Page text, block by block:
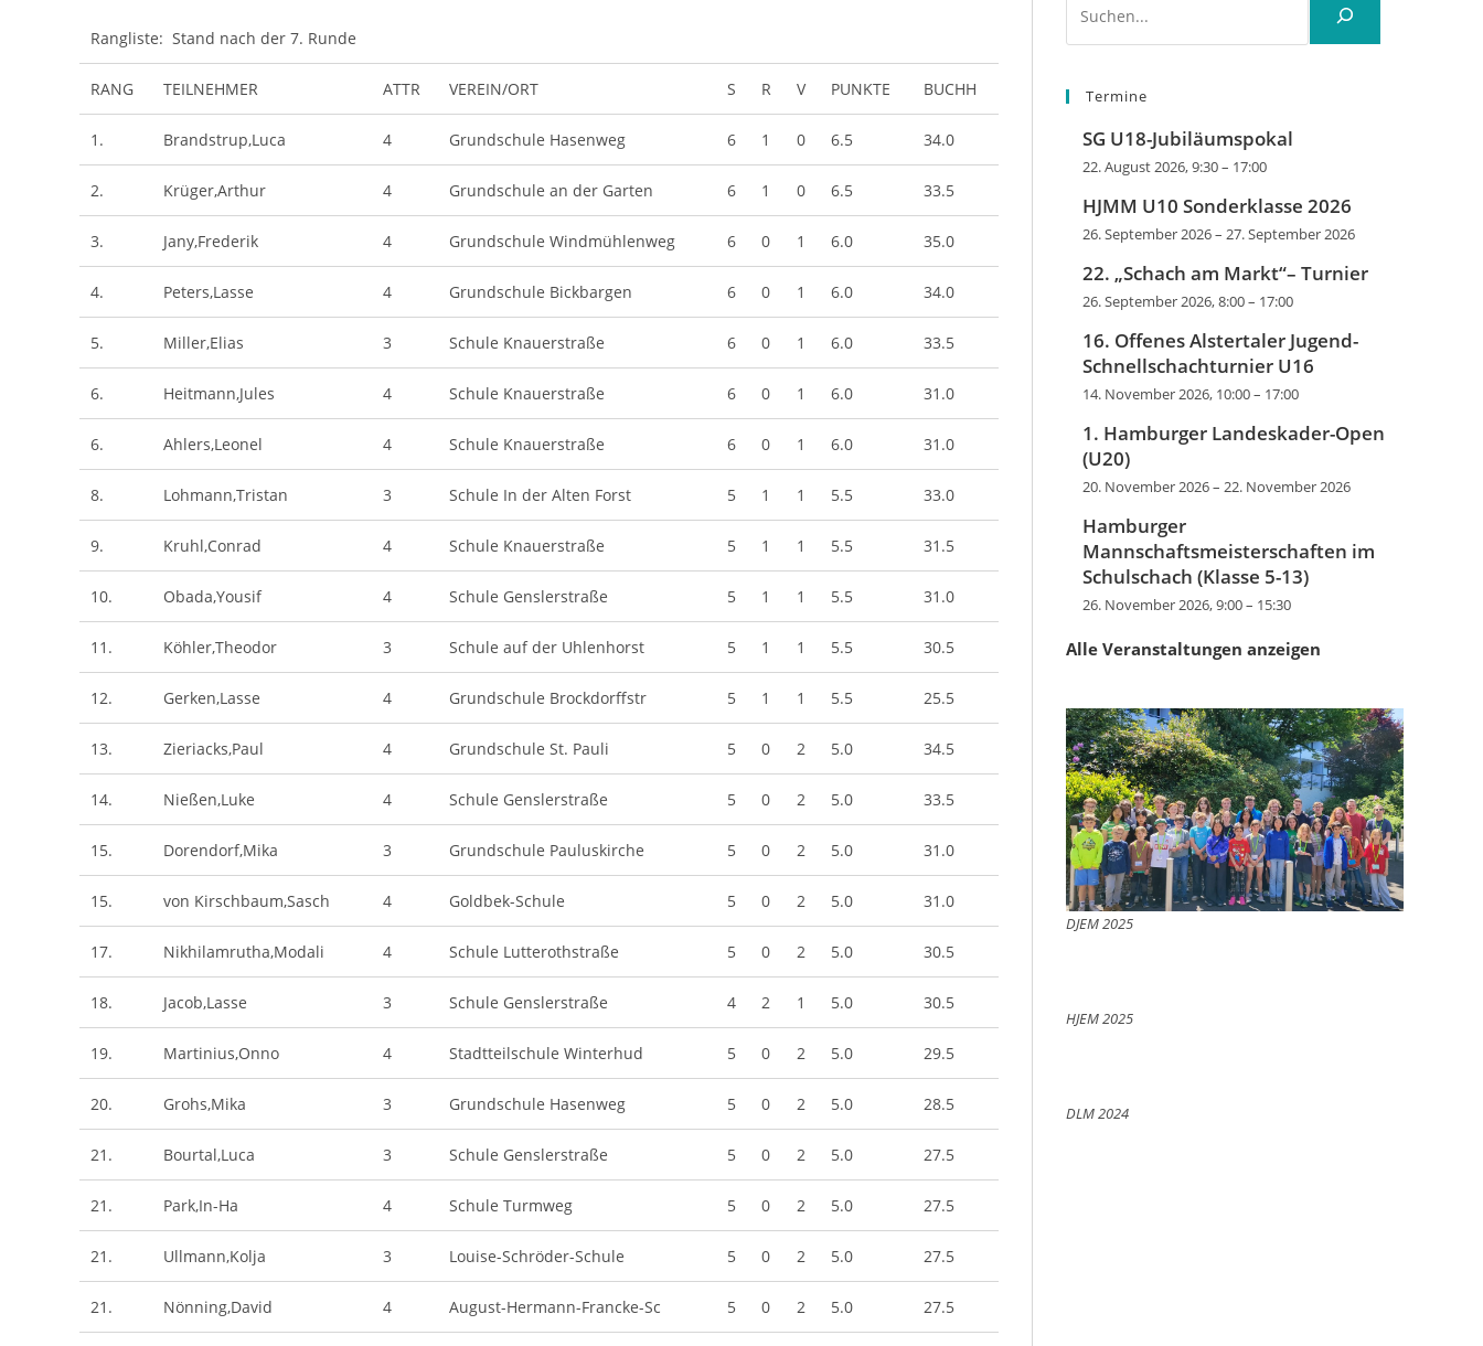
Rangliste: Stand nach der 7. Runde
RANG TEILNEHMER ATTR VEREIN/ORT S R V PUNKTE BUCHH
1. Brandstrup,Luca 4 Grundschule Hasenweg 6 1 0 6.5 34.0
2. Krüger,Arthur 4 Grundschule an der Garten 6 1 0 6.5 33.5
3. Jany,Frederik 4 Grundschule Windmühlenweg 6 0 1 6.0 35.0
4. Peters,Lasse 4 Grundschule Bickbargen 6 0 1 6.0 34.0
5. Miller,Elias 3 Schule Knauerstraße 6 0 1 6.0 33.5
6. Heitmann,Jules 4 Schule Knauerstraße 6 0 1 6.0 31.0
6. Ahlers,Leonel 4 Schule Knauerstraße 6 0 1 6.0 31.0
8. Lohmann,Tristan 3 Schule In der Alten Forst 5 1 1 5.5 33.0
9. Kruhl,Conrad 4 Schule Knauerstraße 5 1 1 5.5 31.5
10. Obada,Yousif 4 Schule Genslerstraße 5 1 1 5.5 31.0
11. Köhler,Theodor 3 Schule auf der Uhlenhorst 5 1 1 5.5 30.5
12. Gerken,Lasse 4 Grundschule Brockdorffstr 5 1 1 5.5 25.5
13. Zieriacks,Paul 4 Grundschule St. Pauli 5 0 2 5.0 34.5
14. Nießen,Luke 4 Schule Genslerstraße 5 0 2 5.0 33.5
15. Dorendorf,Mika 3 Grundschule Pauluskirche 5 0 2 5.0 31.0
15. von Kirschbaum,Sasch 4 Goldbek-Schule 5 0 2 5.0 31.0
17. Nikhilamrutha,Modali 4 Schule Lutterothstraße 5 0 2 5.0 30.5
18. Jacob,Lasse 3 Schule Genslerstraße 4 2 1 5.0 30.5
19. Martinius,Onno 4 Stadtteilschule Winterhud 5 0 2 5.0 29.5
20. Grohs,Mika 3 Grundschule Hasenweg 5 0 2 5.0 28.5
21. Bourtal,Luca 3 Schule Genslerstraße 5 0 2 5.0 27.5
21. Park,In-Ha 4 Schule Turmweg 5 0 2 5.0 27.5
21. Ullmann,Kolja 3 Louise-Schröder-Schule 5 0 2 5.0 27.5
21. Nönning,David 4 August-Hermann-Francke-Sc 5 0 2 5.0 27.5
Termine
SG U18-Jubiläumspokal
22. August 2026, 9:30– 17:00
HJMM U10 Sonderklasse 2026
26. September 2026– 27. September 2026
22. „Schach am Markt“– Turnier
26. September 2026, 8:00– 17:00
16. Offenes Alstertaler Jugend-
Schnellschachturnier U16
14. November 2026, 10:00– 17:00
1. Hamburger Landeskader-Open
(U20)
20. November 2026– 22. November 2026
Hamburger
Mannschaftsmeisterschaften im
Schulschach (Klasse 5-13)
26. November 2026, 9:00– 15:30
Alle Veranstaltungen anzeigen
DJEM 2025
HJEM 2025
DLM 2024